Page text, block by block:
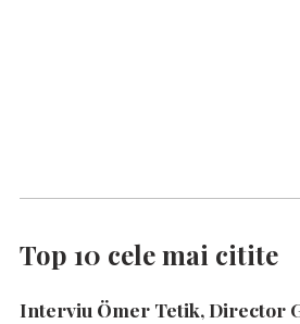
Top 10 cele mai citite
Interviu Ömer Tetik, Director